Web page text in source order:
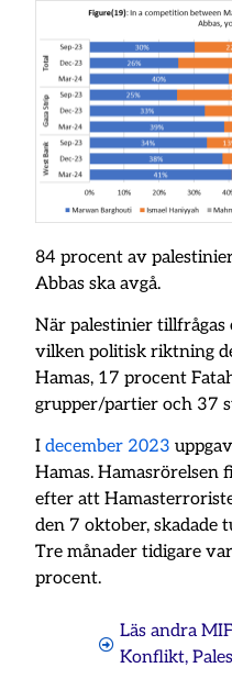
84 procent av
Abbas ska avgå.
När palestinier
vilken politisk riktning
Hamas, 17 procent
grupper/partier och 37
Idecember 2023
Hamas.
efter att
den 7 oktober, skadade
Tre månader tidigare
procent.
Läs andra
Konflikt,